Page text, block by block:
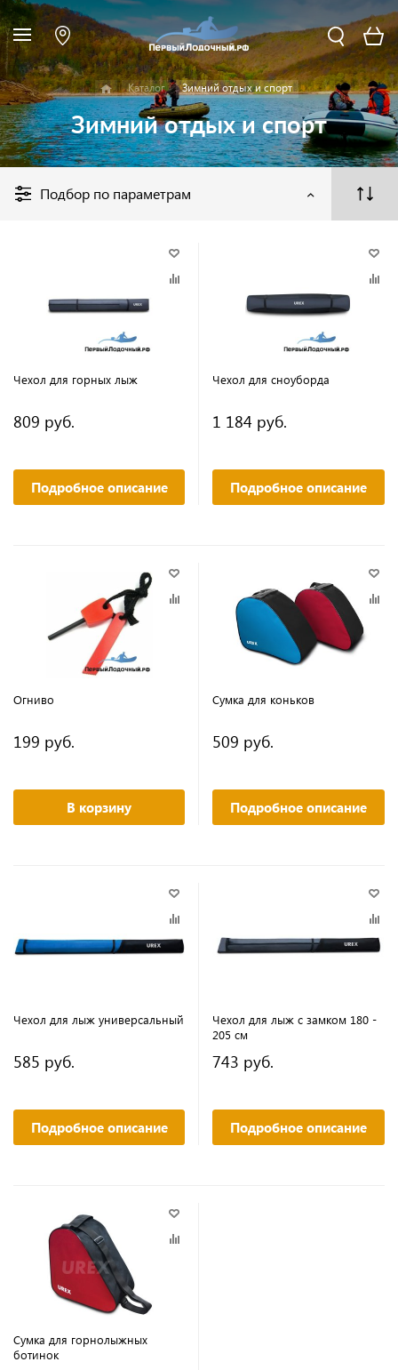
Каталог Зимний отдых и спорт
Зимний отдых и спорт
Подбор по параметрам
Чехол для горных лыж
809 руб.
Подробное описание
Чехол для сноуборда
1 184 руб.
Подробное описание
Огниво
199 руб.
В корзину
Сумка для коньков
509 руб.
Подробное описание
Чехол для лыж универсальный
585 руб.
Подробное описание
Чехол для лыж с замком 180 -
205 см
743 руб.
Подробное описание
Сумка для горнолыжных
ботинок